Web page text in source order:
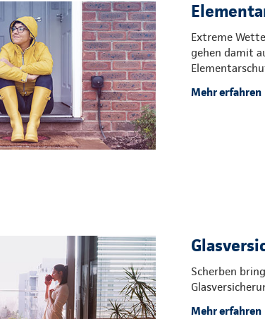
Extreme
gehen damit
Mehr erfahren
Scherben
Mehr erfahren